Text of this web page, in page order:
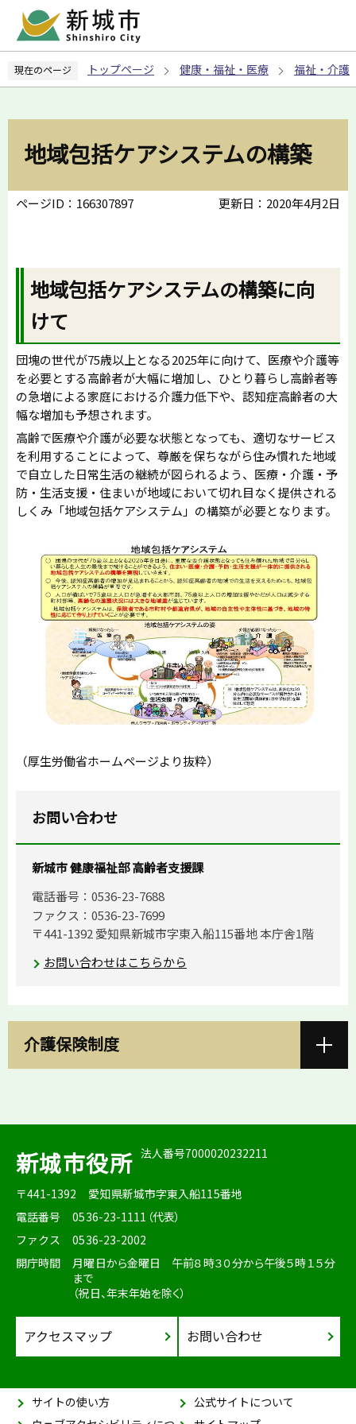
ペ
の
現在のページ トップページ 健康・福祉・医療 福祉・介護
地域包括ケアシステムの構築
ページID：166307897 更新日：2020年4月2日
地域包括ケアシステムの構築に向
けて
団塊の世代が75歳以上となる2025年に向けて、医療や介護等
を必要とする高齢者が大幅に増加し、ひとり暮らし高齢者等
の急増による家庭における介護力低下や、認知症高齢者の大
幅な増加も予想されます。
高齢で医療や介護が必要な状態となっても、適切なサービス
を利用することによって、尊厳を保ちながら住み慣れた地域
で自立した日常生活の継続が図られるよう、医療・介護・予
防・生活支援・住まいが地域において切れ目なく提供される
しくみ「地域包括ケアシステム」の構築が必要となります。
（厚生労働省ホームページより抜粋）
お問い合わせ
新城市 健康福祉部 高齢者支援課
電話番号：0536-23-7688
ファクス：0536-23-7699
〒441-1392 愛知県新城市字東入船115番地 本庁舎1階
お問い合わせはこちらから
介護保険制度
新城市役所 法人番号7000020232211
〒441-1392
愛知県新城市字東入船115番地
電話番号
0536-23-1111（代表）
ファクス
0536-23-2002
開庁時間
月曜日から金曜日 午前８時３０分から午後５時１５分
まで
（祝日、年末年始を除く）
アクセスマップ お問い合わせ
サイトの使い方
公式サイトについて